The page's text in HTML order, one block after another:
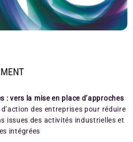
: vers la mise en place d’approches
d’action des entreprises pour réduire
issues des activités industrielles et
intégrées